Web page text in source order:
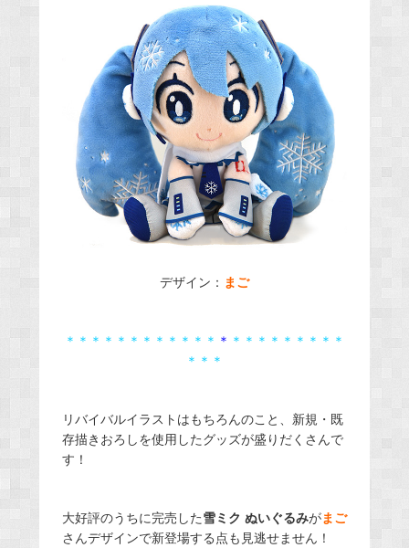
デザイン： まご
＊＊＊＊＊＊＊＊＊＊＊＊ ＊ ＊＊＊＊＊＊＊＊＊
＊＊＊
リバイバルイラストはもちろんのこと、新規・既
存描きおろしを使用したグッズが盛りだくさんで
す！
大好評のうちに完売した雪ミク ぬいぐるみがまご
さんデザインで新登場する点も見逃せません！